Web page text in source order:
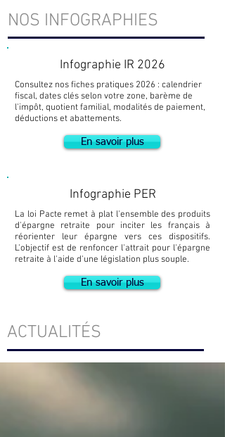
NOS INFOGRAPHIES
Infographie IR 2026
Consultez nos fiches pratiques 2026 : calendrier
fiscal, dates clés selon votre zone, barème de
l'impôt, quotient familial, modalités de paiement,
déductions et abattements.
En savoir plus
Infographie PER
La loi Pacte remet à plat l'ensemble des produits
d'épargne retraite pour inciter les français à
réorienter leur épargne vers ces dispositifs.
L'objectif est de renfoncer l'attrait pour l'épargne
retraite à l'aide d'une législation plus souple.
En savoir plus
ACTUALITÉS